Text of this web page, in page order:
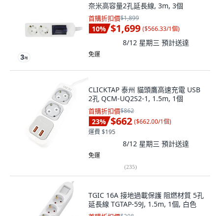
奈米高容量2孔延長線, 3m, 3個
首購折扣價$1,899
10% $1,699 ($566.33/1個)
8/12 星期三 預計送達
免運
CLICKTAP 泰州 貓頭鷹高速充電 USB
2孔 QCM-UQ2S2-1, 1.5m, 1個
首購折扣價$862
23% $662 ($662.00/1個)
運費 $195
8/12 星期三 預計送達
免運
(235)
TGIC 16A 接地過載保護 阻燃材質 5孔
延長線 TGTAP-59J, 1.5m, 1個, 白色